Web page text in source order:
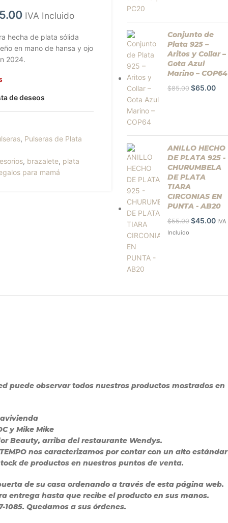
IVA Incluido
hecha de plata sólida
en mano de hansa y ojo
2024.
de deseos
, Pulseras de Plata
, brazalete, plata
para mamá
Conjunto de
Plata 925 –
Aritos y Collar –
Gota Azul
Marino – COP64
$85.00 $65.00
ANILLO HECHO
DE PLATA 925 -
CHURUMBELA
DE PLATA
TIARA
CIRCONIAS EN
PUNTA - AB20
$55.00 $45.00 IVA
Incluido
puede observar todos nuestros productos mostrados en
y Mike Mike
Beauty, arriba del restaurante Wendys.
nos caracterizamos por contar con un alto estándar
de productos en nuestros puntos de venta.
de su casa ordenando a través de esta página web.
entrega hasta que recibe el producto en sus manos.
Quedamos a sus órdenes.